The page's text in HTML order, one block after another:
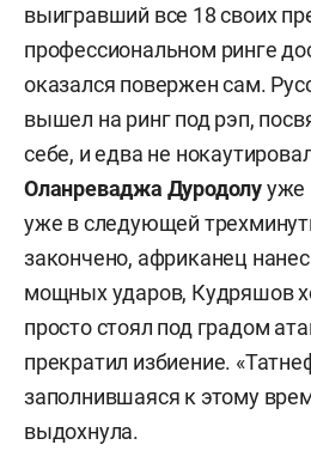
выигравший все 18 своих
профессиональном ринге
оказался повержен сам.
вышел на ринг под рэп,
себе, и едва не
Оланреваджа Дуродолууже
уже в следующей
закончено, африканец
мощных ударов, Кудряшов
просто стоял под градом
прекратил избиение.
заполнившаяся к этому
выдохнула.